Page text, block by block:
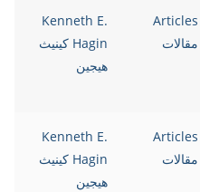
Articles
مقالات
Kenneth E.
Hagin كينيث
هيجين
Articles
مقالات
Kenneth E.
Hagin كينيث
هيجين